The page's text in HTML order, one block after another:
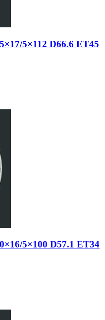
5×112 D66.6 ET45
5×100 D57.1 ET34